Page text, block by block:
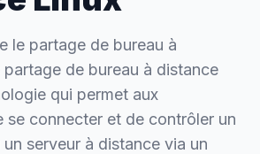
le partage de bureau à
partage de bureau à distance
qui permet aux
se connecter et de contrôler un
serveur à distance via un